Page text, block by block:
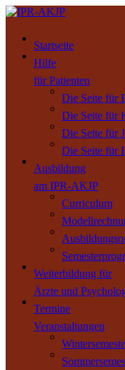
Startseite
Hilfe
für Patienten
Die Seite für
Die Seite für
Die Seite für
Die Seite für
Ausbildung
am IPR-AKJP
Curriculum
Weiterbildung für
Ärzte und
Termine
Veranstaltungen